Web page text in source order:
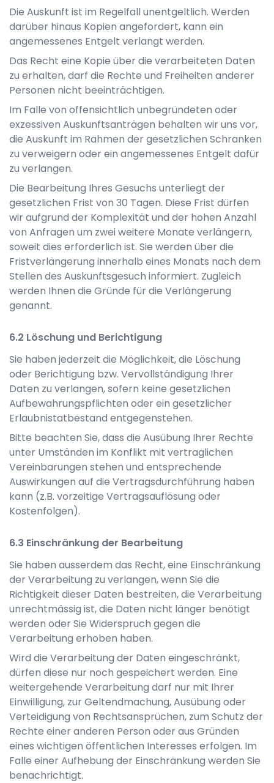
Die Auskunft ist im Regelfall unentgeltlich. Werden
darüber hinaus Kopien angefordert, kann ein
angemessenes Entgelt verlangt werden.
Das Recht eine Kopie über die verarbeiteten Daten
zu erhalten, darf die Rechte und Freiheiten anderer
Personen nicht beeinträchtigen.
Im Falle von offensichtlich unbegründeten oder
exzessiven Auskunftsanträgen behalten wir uns vor,
die Auskunft im Rahmen der gesetzlichen Schranken
zu verweigern oder ein angemessenes Entgelt dafür
zu verlangen.
Die Bearbeitung Ihres Gesuchs unterliegt der
gesetzlichen Frist von 30 Tagen. Diese Frist dürfen
wir aufgrund der Komplexität und der hohen Anzahl
von Anfragen um zwei weitere Monate verlängern,
soweit dies erforderlich ist. Sie werden über die
Fristverlängerung innerhalb eines Monats nach dem
Stellen des Auskunftsgesuch informiert. Zugleich
werden Ihnen die Gründe für die Verlängerung
genannt.
Löschung und Berichtigung
Sie haben jederzeit die Möglichkeit, die Löschung
oder Berichtigung bzw. Vervollständigung Ihrer
Daten zu verlangen, sofern keine gesetzlichen
Aufbewahrungspflichten oder ein gesetzlicher
Erlaubnistatbestand entgegenstehen.
Bitte beachten Sie, dass die Ausübung Ihrer Rechte
unter Umständen im Konflikt mit vertraglichen
Vereinbarungen stehen und entsprechende
Auswirkungen auf die Vertragsdurchführung haben
kann (z.B. vorzeitige Vertragsauflösung oder
Kostenfolgen).
Einschränkung der Bearbeitung
Sie haben ausserdem das Recht, eine Einschränkung
der Verarbeitung zu verlangen, wenn Sie die
Richtigkeit dieser Daten bestreiten, die Verarbeitung
unrechtmässig ist, die Daten nicht länger benötigt
werden oder Sie Widerspruch gegen die
Verarbeitung erhoben haben.
Wird die Verarbeitung der Daten eingeschränkt,
dürfen diese nur noch gespeichert werden. Eine
weitergehende Verarbeitung darf nur mit Ihrer
Einwilligung, zur Geltendmachung, Ausübung oder
Verteidigung von Rechtsansprüchen, zum Schutz der
Rechte einer anderen Person oder aus Gründen
eines wichtigen öffentlichen Interesses erfolgen. Im
Falle einer Aufhebung der Einschränkung werden Sie
benachrichtigt.